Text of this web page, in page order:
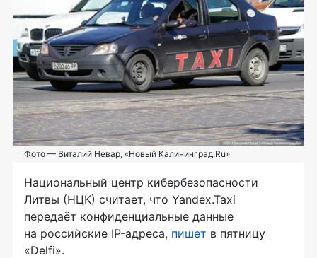
Фото — Виталий Невар, «Новый Калининград.Ru»
Национальный центр кибербезопасности
Литвы (НЦК) считает, что Yandex.Taxi
передаёт конфиденциальные данные
на российские IP-адреса, пишет в пятницу
«Delfi».